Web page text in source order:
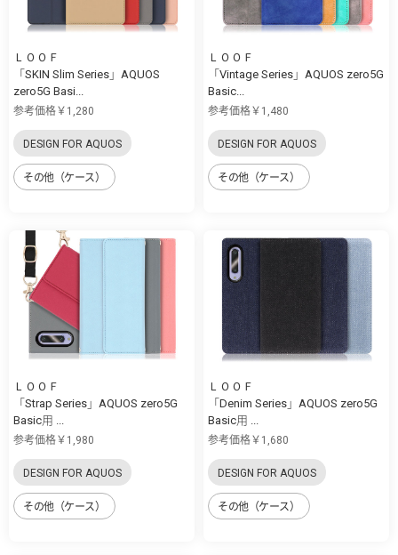
ＬＯＯＦ
「SKIN Slim Series」AQUOS
zero5G Basi...
参考価格￥1,280
DESIGN FOR AQUOS
その他（ケース）
ＬＯＯＦ
「Vintage Series」AQUOS zero5G
Basic...
参考価格￥1,480
DESIGN FOR AQUOS
その他（ケース）
ＬＯＯＦ
「Strap Series」AQUOS zero5G
Basic用 ...
参考価格￥1,980
DESIGN FOR AQUOS
その他（ケース）
ＬＯＯＦ
「Denim Series」AQUOS zero5G
Basic用 ...
参考価格￥1,680
DESIGN FOR AQUOS
その他（ケース）